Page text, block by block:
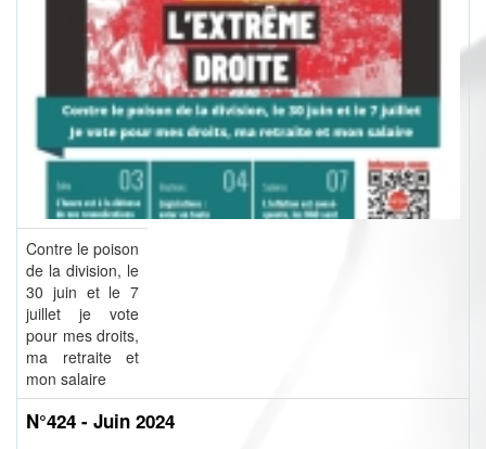
Contre le poison
de la division, le
30 juin et le 7
juillet je vote
pour mes droits,
ma retraite et
mon salaire
N°424 - Juin 2024